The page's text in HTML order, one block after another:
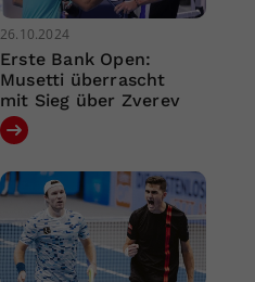
26.10.2024
Erste Bank Open:
Musetti überrascht
mit Sieg über Zverev